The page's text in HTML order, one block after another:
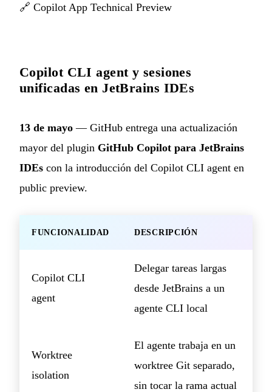
🔗 Copilot App Technical Preview
Copilot CLI agent y sesiones
unificadas en JetBrains IDEs
13 de mayo — GitHub entrega una actualización
mayor del plugin GitHub Copilot para JetBrains
IDEs con la introducción del Copilot CLI agent en
public preview.
FUNCIONALIDAD DESCRIPCIÓN
Copilot CLI
agent
Delegar tareas largas
desde JetBrains a un
agente CLI local
Worktree
isolation
El agente trabaja en un
worktree Git separado,
sin tocar la rama actual